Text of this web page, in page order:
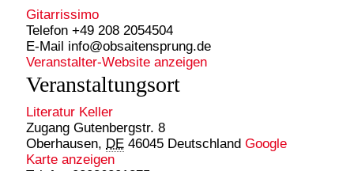
Veranstaltungsort
Literatur Keller
Zugang Gutenbergstr. 8
Oberhausen, DE 46045 Deutschland Google
Karte anzeigen
Gitarrissimo
Telefon+49 208 2054504
E-Mail info@obsaitensprung.de
Veranstalter-Website anzeigen